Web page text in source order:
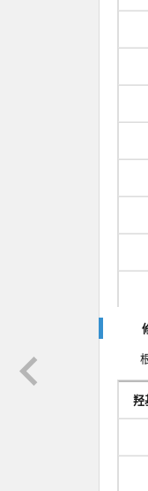
羟